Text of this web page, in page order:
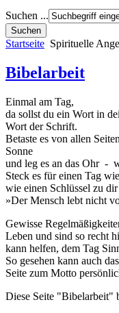
Suchen ...
Startseite Spirituelle
Bibelarbeit
Einmal am Tag,
da sollst du ein Wort in
Wort der Schrift.
Betaste es von allen
Sonne
und leg es an das Ohr -
Steck es für einen Tag
wie einen Schlüssel zu
»Der Mensch lebt nicht
Gewisse
Leben und sind so recht
kann helfen, dem Tag
So gesehen kann auch
Seite zum Motto
Diese Seite "Bibelarbeit"